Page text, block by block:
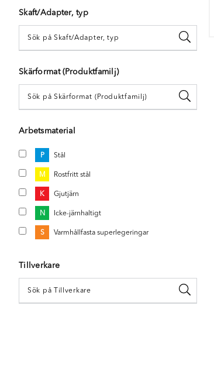
Skaft/Adapter, typ
Skärformat (Produktfamilj)
Arbetsmaterial
P Stål
M Rostfritt stål
K Gjutjärn
N Icke-järnhaltigt
S Varmhållfasta superlegeringar
Tillverkare